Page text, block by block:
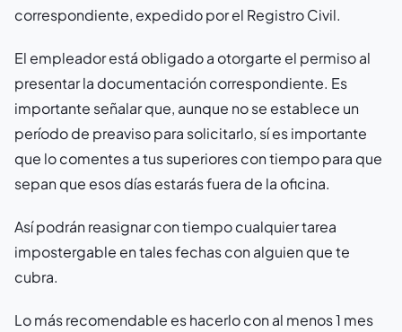
correspondiente, expedido por el Registro Civil.
El empleador está obligado a otorgarte el permiso al
presentar la documentación correspondiente. Es
importante señalar que, aunque no se establece un
período de preaviso para solicitarlo, sí es importante
que lo comentes a tus superiores con tiempo para que
sepan que esos días estarás fuera de la oficina.
Así podrán reasignar con tiempo cualquier tarea
impostergable en tales fechas con alguien que te
cubra.
Lo más recomendable es hacerlo con al menos 1 mes